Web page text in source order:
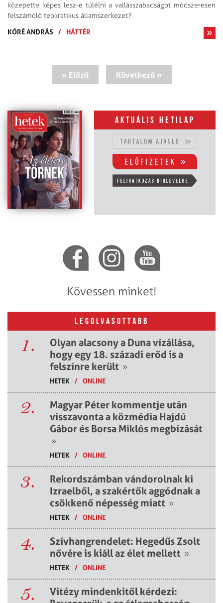
közepette képes lesz-e túlélni a vallásszabadságot módszeresen
felszámoló teokratikus államszerkezet?
KÓRÉ ANDRÁS / HÁTTÉR
« Előző Következő »
Aktuális hetilap
Kövessen minket!
LEGOLVASOTTABB
1.
Olyan alacsony a Duna vízállása,
hogy egy 18. századi erőd is a
felszínre került »
HETEK / ONLINE
2.
Magyar Péter kommentje után
visszavonta a közmédia Hajdú
Gábor és Borsa Miklós megbízását
»
HETEK / ONLINE
3.
Rekordszámban vándorolnak ki
Izraelből, a szakértők aggódnak a
csökkenő népesség miatt »
HETEK / ONLINE
4.
Szívhangrendelet: Hegedűs Zsolt
nővére is kiáll az élet mellett »
HETEK / ONLINE
5.
Vitézy mindenkitől kérdezi: